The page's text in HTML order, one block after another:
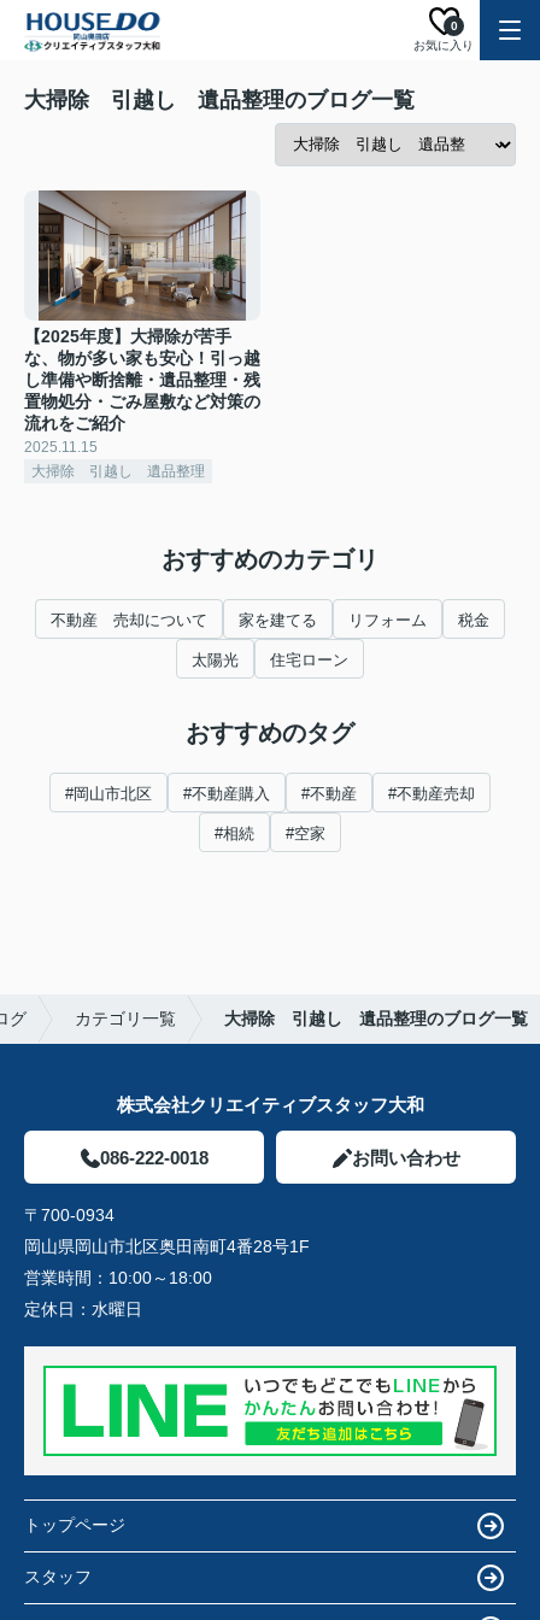
お気に入り
0
大掃除 引越し 遺品整理のブログ一覧
【2025年度】大掃除が苦手
な、物が多い家も安心！引っ越
し準備や断捨離・遺品整理・残
置物処分・ごみ屋敷など対策の
流れをご紹介
2025.11.15
大掃除 引越し 遺品整理
おすすめのカテゴリ
不動産 売却について 家を建てる リフォーム 税金
太陽光 住宅ローン
おすすめのタグ
#岡山市北区 #不動産購入 #不動産 #不動産売却
#相続 #空家
グ カテゴリ一覧 大掃除 引越し 遺品整理のブログ一覧
株式会社クリエイティブスタッフ大和
086-222-0018 お問い合わせ
〒700-0934
岡山県岡山市北区奥田南町4番28号1F
営業時間： 10:00～18:00
定休日： 水曜日
トップページ
スタッフ